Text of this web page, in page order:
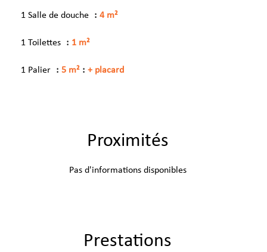
1 Salle de douche 4 m²
1 Toilettes 1 m²
1 Palier 5 m² + placard
Proximités
Pas d'informations disponibles
Prestations